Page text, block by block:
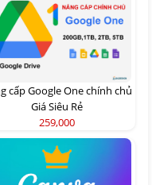
cấp Google One chính chủ
Giá Siêu Rẻ
259,000